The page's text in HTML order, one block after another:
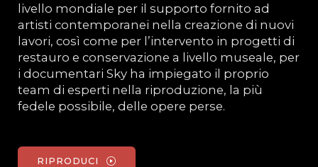
livello mondiale per il supporto fornito ad
artisti contemporanei nella creazione di nuovi
lavori, così come per l’intervento in progetti di
restauro e conservazione a livello museale, per
i documentari Sky ha impiegato il proprio
team di esperti nella riproduzione, la più
fedele possibile, delle opere perse.
RIPRODUCI